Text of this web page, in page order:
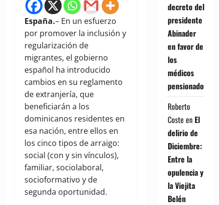
España.– En un esfuerzo
por promover la inclusión y
regularización de
migrantes, el gobierno
español ha introducido
cambios en su reglamento
de extranjería, que
beneficiarán a los
dominicanos residentes en
esa nación, entre ellos en
los cinco tipos de arraigo:
social (con y sin vínculos),
familiar, sociolaboral,
socioformativo y de
segunda oportunidad.
decreto del
presidente
Abinader
en favor de
los
médicos
pensionados
Roberto
Coste en El
delirio de
Diciembre:
Entre la
opulencia y
la Viejita
Belén